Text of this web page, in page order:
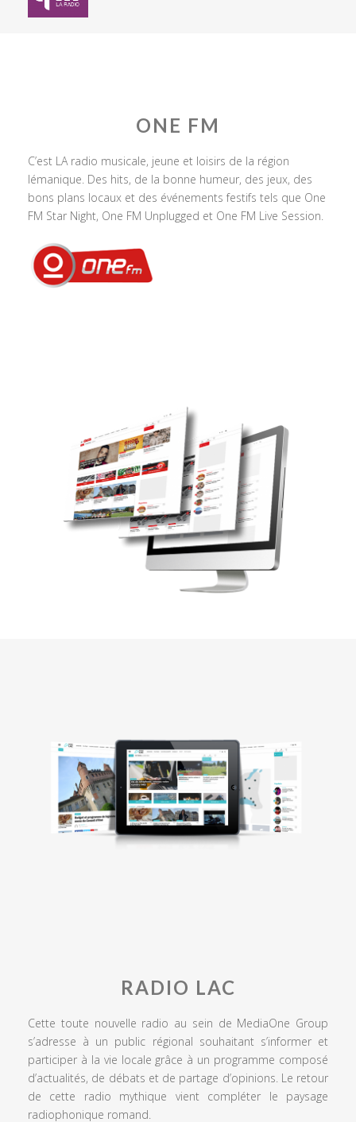
ONE FM
C’est LA radio musicale, jeune et loisirs de la région
lémanique. Des hits, de la bonne humeur, des jeux, des
bons plans locaux et des événements festifs tels que One
FM Star Night, One FM Unplugged et One FM Live Session.
RADIO LAC
Cette toute nouvelle radio au sein de MediaOne Group
s’adresse à un public régional souhaitant s’informer et
participer à la vie locale grâce à un programme composé
d’actualités, de débats et de partage d’opinions. Le retour
de cette radio mythique vient compléter le paysage
radiophonique romand.